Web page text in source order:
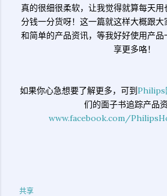
真的很细很柔软，让我觉得就算每天
分钱一分货呀！这一篇就这样大概跟
和简单的产品资讯，等我好好使用产
享更多咯！
如果你心急想要了解更多，可到Philips
们的面子书追踪产品资
www.facebook.com/
共享